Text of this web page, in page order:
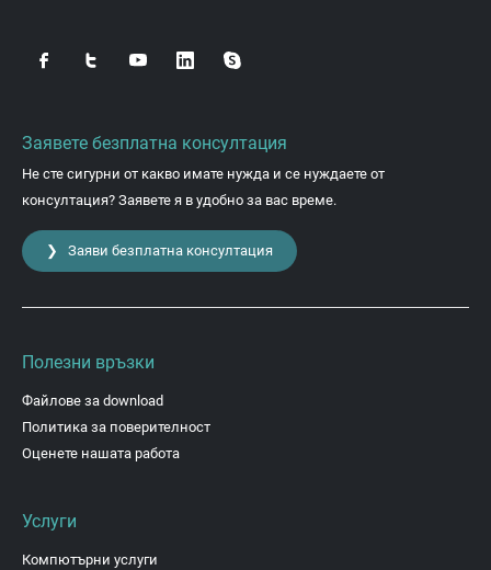
Заявете безплатна консултация
Не сте сигурни от какво имате нужда и се нуждаете от
консултация? Заявете я в удобно за вас време.
❯ Заяви безплатна консултация
Полезни връзки
Файлове за download
Политика за поверителност
Оценете нашата работа
Услуги
Компютърни услуги